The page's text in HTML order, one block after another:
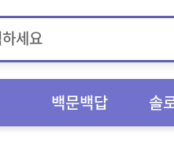
백문백답 솔